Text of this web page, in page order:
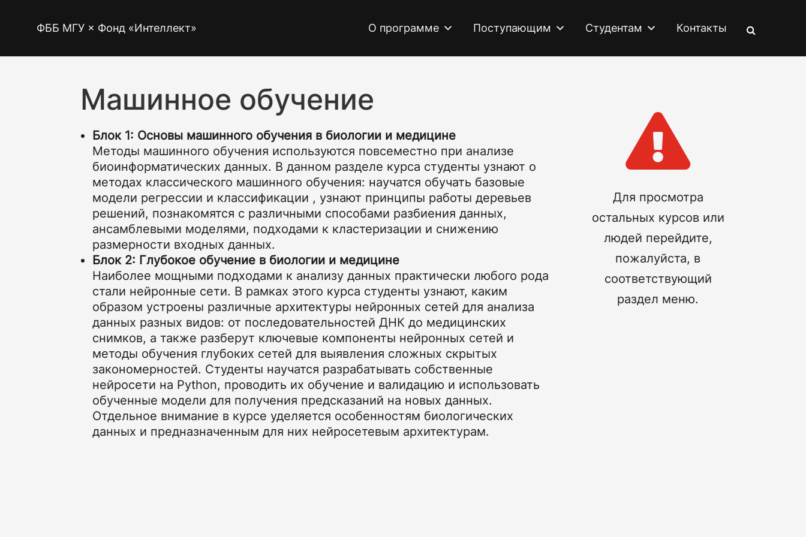
ФББ МГУ × Фонд «Интеллект» О программе Поступающим Студентам Контакты
Машинное обучение
Блок 1: Основы машинного обучения в биологии и медицине
Методы машинного обучения используются повсеместно при анализе
биоинформатических данных. В данном разделе курса студенты узнают о
методах классического машинного обучения: научатся обучать базовые
модели регрессии и классификации , узнают принципы работы деревьев
решений, познакомятся с различными способами разбиения данных,
ансамблевыми моделями, подходами к кластеризации и снижению
размерности входных данных.
Блок 2: Глубокое обучение в биологии и медицине
Наиболее мощными подходами к анализу данных практически любого рода
стали нейронные сети. В рамках этого курса студенты узнают, каким
образом устроены различные архитектуры нейронных сетей для анализа
данных разных видов: от последовательностей ДНК до медицинских
снимков, а также разберут ключевые компоненты нейронных сетей и
методы обучения глубоких сетей для выявления сложных скрытых
закономерностей. Студенты научатся разрабатывать собственные
нейросети на Python, проводить их обучение и валидацию и использовать
обученные модели для получения предсказаний на новых данных.
Отдельное внимание в курсе уделяется особенностям биологических
данных и предназначенным для них нейросетевым архитектурам.

Для просмотра
остальных курсов или
людей перейдите,
пожалуйста, в
соответствующий
раздел меню.